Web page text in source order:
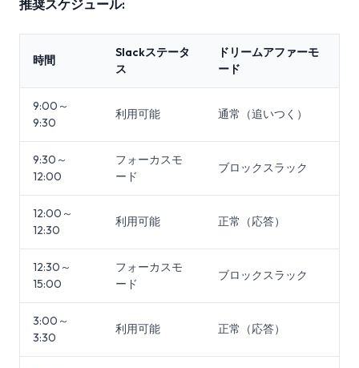
推奨スケジュール:
時間
Slackステータ
ス
ドリームアファーモ
ード
9:00～
9:30
利用可能 通常（追いつく）
9:30～
12:00
フォーカスモ
ード
ブロックスラック
12:00～
12:30
利用可能 正常（応答）
12:30～
15:00
フォーカスモ
ード
ブロックスラック
3:00～
3:30
利用可能 正常（応答）